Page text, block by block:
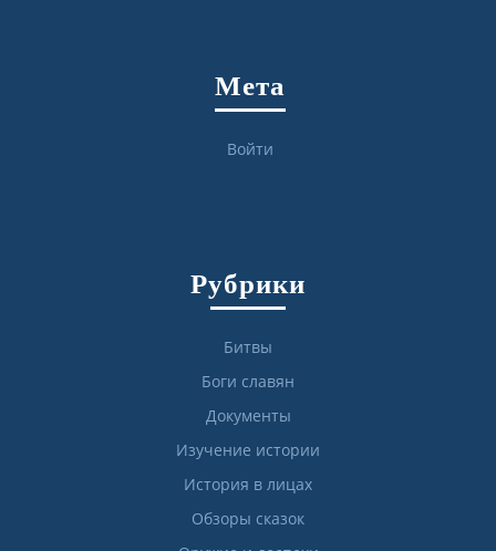
Мета
Войти
Рубрики
Битвы
Боги славян
Документы
Изучение истории
История в лицах
Обзоры сказок